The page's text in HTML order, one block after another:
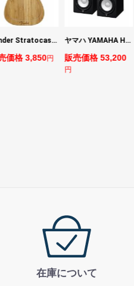
Fender Stratocaster Cutting Board カッティングボード（まな板）
価格 3,850円
ヤマハ YAMAHA HS7 パワードスタジオモニタースピーカー×2本
販売価格 53,200
円
在庫について